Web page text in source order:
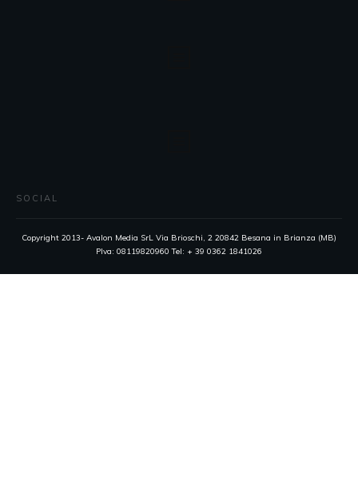
SOCIAL
Copyright 2013- Avalon Media SrL Via Brioschi, 2 20842 Besana in Brianza (MB)
PIva: 08119820960 Tel: + 39 0362 1841026